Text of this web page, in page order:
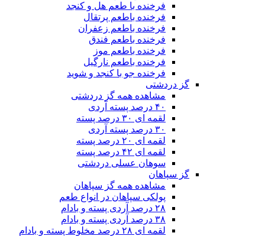
فرخنده با طعم هل و کنجد
فرخنده باطعم پرتقال
فرخنده باطعم زعفران
فرخنده باطعم فندق
فرخنده باطعم موز
فرخنده باطعم نارگیل
فرخنده جو با کنجد و شوید
گز دردشتی
مشاهده همه گز دردشتی
۴۰ درصد پسته آردی
لقمه ای ۳۰ درصد پسته
۳۰ درصد پسته آردی
لقمه ای ۲۰ درصد پسته
لقمه ای ۴۲ درصد پسته
سوهان عسلی دردشتی
گز سپاهان
مشاهده همه گز سپاهان
پولکی سپاهان در انواع طعم
۲۸ درصد آردی پسته و بادام
۳۸ درصد آردی پسته و بادام
لقمه ای ۲۸ درصد مخلوط پسته و بادام